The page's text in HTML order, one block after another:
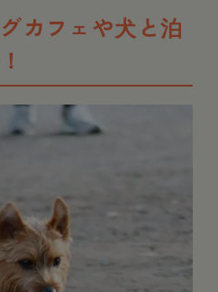
カフェや犬と泊